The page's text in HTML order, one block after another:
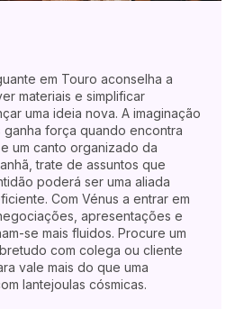
em Touro aconselha a
materiais e simplificar
uma ideia nova. A imaginação
ganha força quando encontra
um canto organizado da
trate de assuntos que
poderá ser uma aliada
Com Vénus a entrar em
apresentações e
se mais fluidos. Procure um
com colega ou cliente
vale mais do que uma
lantejoulas cósmicas.